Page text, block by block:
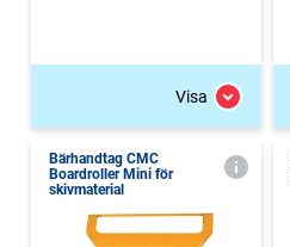
Visa
Bärhandtag CMC
Boardroller Mini för
skivmaterial